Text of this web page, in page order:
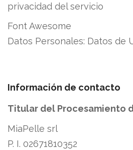
privacidad del servicio
Font Awesome
Datos Personales: Datos de
Información de contacto
Titular del Procesamiento
MiaPelle srl
P. I. 02671810352